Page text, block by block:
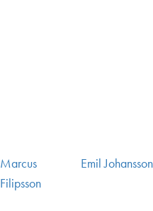
Post
navigation
Marcus
Filipsson
Emil Johansson